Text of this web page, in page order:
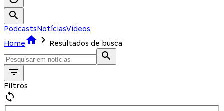
PodcastsNotíciasVídeos
Home
Resultados de busca
Filtros